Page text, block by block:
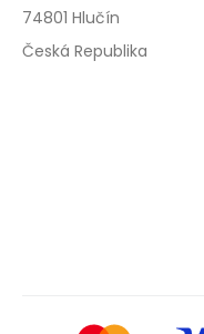
74801 Hlučín
Česká Republika